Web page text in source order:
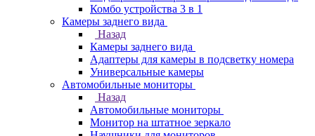
Комбо устройства 3 в 1
Камеры заднего вида
Назад
Камеры заднего вида
Адаптеры для камеры в подсветку номера
Универсальные камеры
Автомобильные мониторы
Назад
Автомобильные мониторы
Монитор на штатное зеркало